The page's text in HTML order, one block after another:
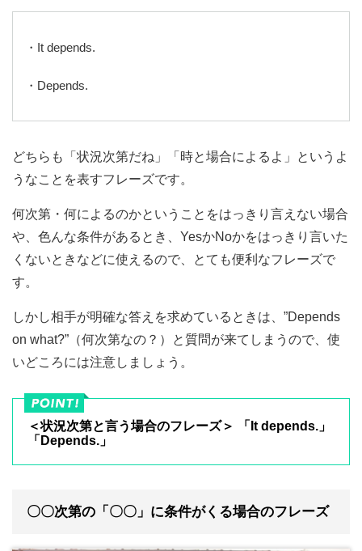
・It depends.
・Depends.
どちらも「状況次第だね」「時と場合によるよ」というよ
うなことを表すフレーズです。
何次第・何によるのかということをはっきり言えない場合
や、色んな条件があるとき、YesかNoかをはっきり言いた
くないときなどに使えるので、とても便利なフレーズで
す。
しかし相手が明確な答えを求めているときは、”Depends
on what?”（何次第なの？）と質問が来てしまうので、使
いどころには注意しましょう。
＜状況次第と言う場合のフレーズ＞ 「It depends.」
「Depends.」
〇〇次第の「〇〇」に条件がくる場合のフレーズ